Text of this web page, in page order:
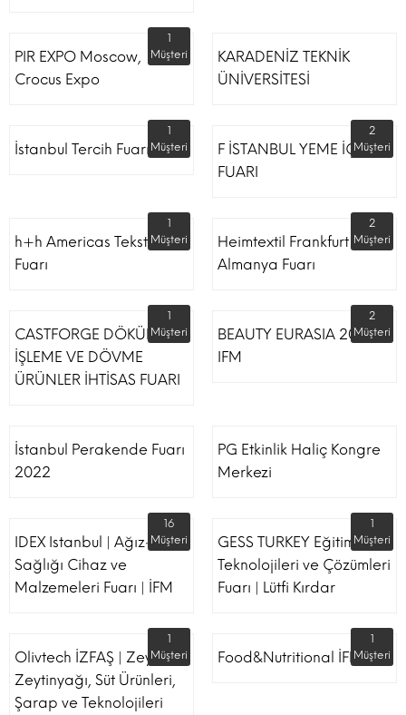
PIR EXPO Moscow,
Crocus Expo
1
Müşteri
KARADENİZ TEKNİK
ÜNİVERSİTESİ
İstanbul Tercih Fuarı
1
Müşteri
F İSTANBUL YEME İÇME
FUARI
2
Müşteri
h+h Americas Tekstil
Fuarı
1
Müşteri
Heimtextil Frankfurt
Almanya Fuarı
2
Müşteri
CASTFORGE DÖKÜM,
İŞLEME VE DÖVME
ÜRÜNLER İHTİSAS FUARI
1
Müşteri
BEAUTY EURASIA 2022
IFM
2
Müşteri
İstanbul Perakende Fuarı
2022
PG Etkinlik Haliç Kongre
Merkezi
IDEX Istanbul | Ağız-Diş
Sağlığı Cihaz ve
Malzemeleri Fuarı | İFM
16
Müşteri
GESS TURKEY Eğitim
Teknolojileri ve Çözümleri
Fuarı | Lütfi Kırdar
1
Müşteri
Olivtech İZFAŞ | Zeytin,
Zeytinyağı, Süt Ürünleri,
Şarap ve Teknolojileri
1
Müşteri
Food&Nutritional İFM
1
Müşteri